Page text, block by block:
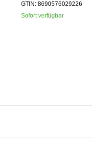
GTIN: 8690576029226
Sofort verfügbar